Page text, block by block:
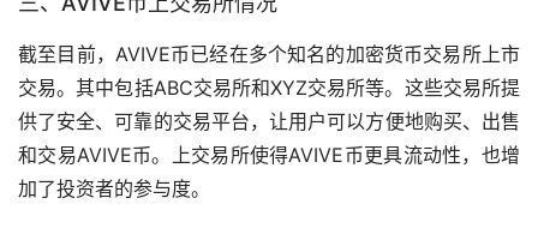
截至目前，AVIVE币已经在多个知名的加密货币交易所上市
交易。其中包括ABC交易所和XYZ交易所等。这些交易所提
供了安全、可靠的交易平台，让用户可以方便地购买、出售
和交易AVIVE币。上交易所使得AVIVE币更具流动性，也增
加了投资者的参与度。